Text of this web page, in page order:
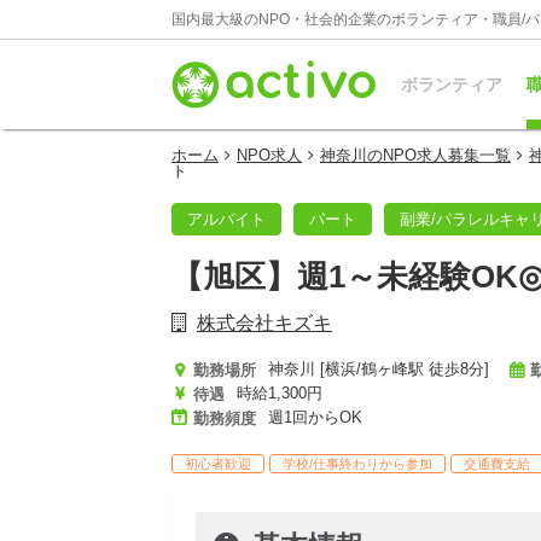
国内最大級のNPO・社会的企業のボランティア・職員/
ボランティア
ホーム NPO求人 神奈川のNPO求人募集一覧
ト
アルバイト パート 副業/パラレルキャ
【旭区】週1～未経験
株式会社キズキ
勤務場所
神奈川 [横浜/鶴ヶ峰駅 徒歩8分]
待遇
時給1,300円
勤務頻度
週1回からOK
初心者歓迎 学校/仕事終わりから参加 交通費支給